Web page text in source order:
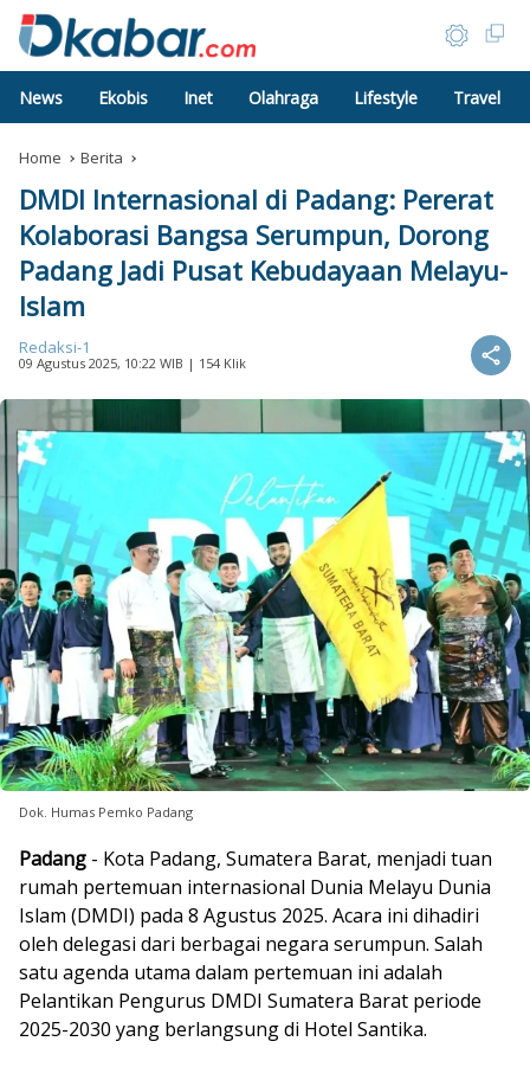
News Ekobis Inet Olahraga Lifestyle Travel
Home Berita
DMDI Internasional di Padang: Pererat
Kolaborasi Bangsa Serumpun, Dorong
Padang Jadi Pusat Kebudayaan Melayu-
Islam
Redaksi-1
09 Agustus 2025, 10:22 WIB | 154 Klik
Dok. Humas Pemko Padang
Padang - Kota Padang, Sumatera Barat, menjadi tuan
rumah pertemuan internasional Dunia Melayu Dunia
Islam (DMDI) pada 8 Agustus 2025. Acara ini dihadiri
oleh delegasi dari berbagai negara serumpun. Salah
satu agenda utama dalam pertemuan ini adalah
Pelantikan Pengurus DMDI Sumatera Barat periode
2025-2030 yang berlangsung di Hotel Santika.